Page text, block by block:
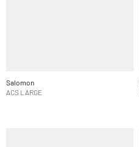
Salomon
ACS LARGE